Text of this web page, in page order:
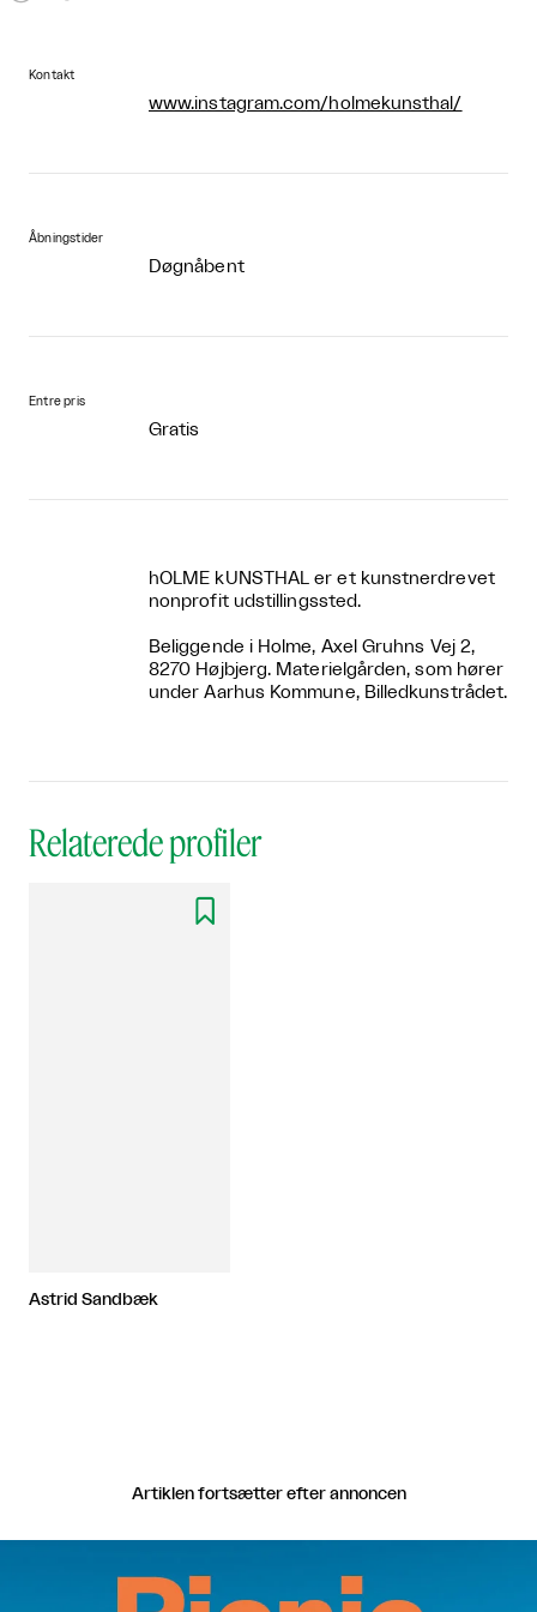
Kontakt
www.instagram.com/holmekunsthal/
Åbningstider
Døgnåbent
Entre pris
Gratis
hOLME kUNSTHAL er et kunstnerdrevet
nonprofit udstillingssted.
Beliggende i Holme, Axel Gruhns Vej 2,
8270 Højbjerg. Materielgården, som hører
under Aarhus Kommune, Billedkunstrådet.
Relaterede profiler

Astrid Sandbæk
Artiklen fortsætter efter annoncen